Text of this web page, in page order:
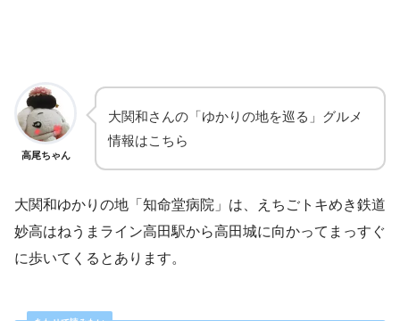
高尾ちゃん
大関和さんの「ゆかりの地を巡る」グルメ
情報はこちら
大関和ゆかりの地「知命堂病院」は、えちごトキめき鉄道
妙高はねうまライン高田駅から高田城に向かってまっすぐ
に歩いてくるとあります。